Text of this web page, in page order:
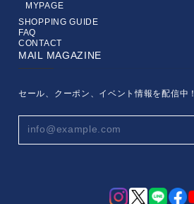
MYPAGE
SHOPPING GUIDE
FAQ
CONTACT
MAIL MAGAZINE
セール、クーポン、イベント情報を配信中！